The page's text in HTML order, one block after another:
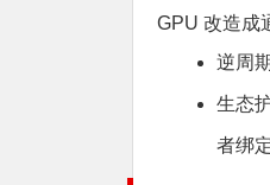
GPU 改造成
逆周
生态
者绑